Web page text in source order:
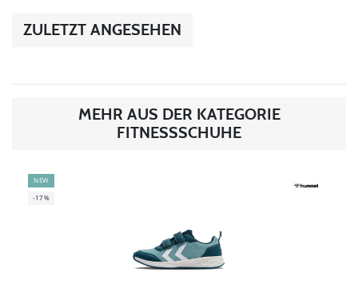
ZULETZT ANGESEHEN
MEHR AUS DER KATEGORIE
FITNESSSCHUHE
NEW
-17%